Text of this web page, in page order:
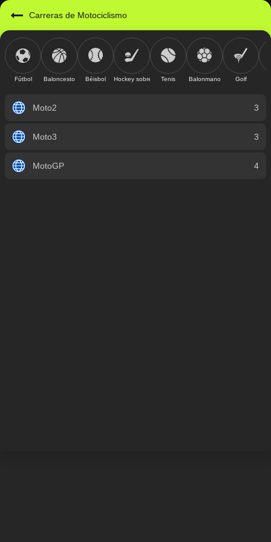
Carreras de Motociclismo
Fútbol Baloncesto Béisbol Hockey sobre hieloTenis Balonmano Golf
Moto2 3
Moto3 3
MotoGP 4